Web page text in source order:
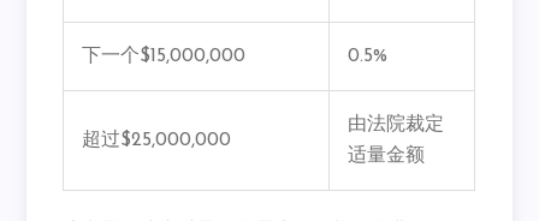
下一个$15,000,000 0.5%
超过$25,000,000
由法院裁定
适量金额